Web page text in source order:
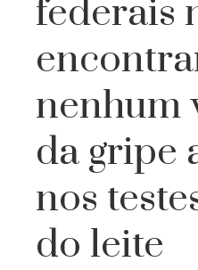
federais
nenhum
da gripe
nos
do leite